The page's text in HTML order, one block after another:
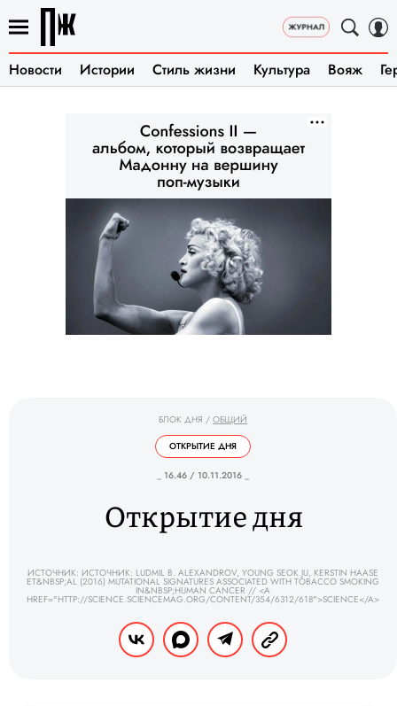
Новости Истории Стиль жизни Культура Вояж
БЛОК ДНЯ / ОБЩИЙ
ОТКРЫТИЕ ДНЯ
_ 16.46 / 10.11.2016 _
Открытие дня
ИСТОЧНИК: ИСТОЧНИК: LUDMIL B. ALEXANDROV, YOUNG SEOK JU, KERSTIN HAASE
ET&NBSP;AL (2016) MUTATIONAL SIGNATURES ASSOCIATED WITH TOBACCO SMOKING
IN&NBSP;HUMAN CANCER // <A
HREF="HTTP://SCIENCE.SCIENCEMAG.ORG/CONTENT/354/6312/618">SCIENCE</A>